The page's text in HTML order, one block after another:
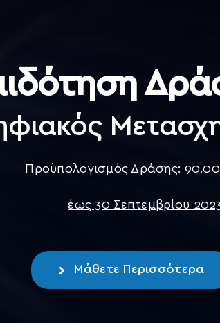
Προϋπολογισμός Δράσης:
έως 30 Σεπτεμβρίου
Μάθετε Περισσότερα